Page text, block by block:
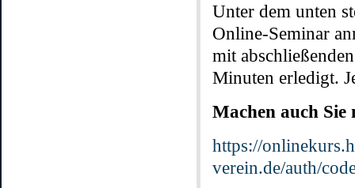
Unter dem unten
Online-Seminar
mit
Minuten erledigt.
Machen auch
https://
verein.de/auth/